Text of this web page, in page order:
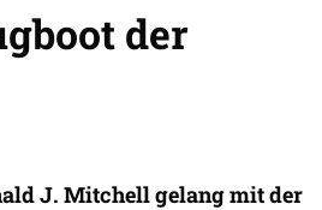
der
J. Mitchell gelang mit der